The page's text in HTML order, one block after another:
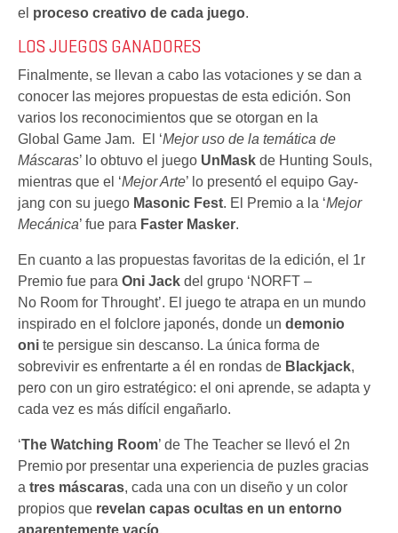
el proceso creativo de cada juego.
LOS JUEGOS GANADORES
Finalmente, se llevan a cabo las votaciones y se dan a
conocer las mejores propuestas de esta edición. Son
varios los reconocimientos que se otorgan en la
Global Game Jam. El ‘Mejor uso de la temática de
Máscaras’ lo obtuvo el juego UnMask de Hunting Souls,
mientras que el ‘Mejor Arte’ lo presentó el equipo Gay-
jang con su juego Masonic Fest. El Premio a la ‘Mejor
Mecánica’ fue para Faster Masker.
En cuanto a las propuestas favoritas de la edición, el 1r
Premio fue para Oni Jack del grupo ‘NORFT –
No Room for Throught’. El juego te atrapa en un mundo
inspirado en el folclore japonés, donde un demonio
oni te persigue sin descanso. La única forma de
sobrevivir es enfrentarte a él en rondas de Blackjack,
pero con un giro estratégico: el oni aprende, se adapta y
cada vez es más difícil engañarlo.
‘The Watching Room’ de The Teacher se llevó el 2n
Premio por presentar una experiencia de puzles gracias
a tres máscaras, cada una con un diseño y un color
propios que revelan capas ocultas en un entorno
aparentemente vacío.